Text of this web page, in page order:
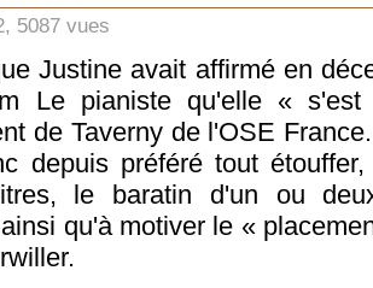
5087 vues
Justine avait affirmé en
Le pianiste qu'elle «
de Taverny de l'OSE
depuis préféré tout
le baratin d'un ou
qu'à motiver le «